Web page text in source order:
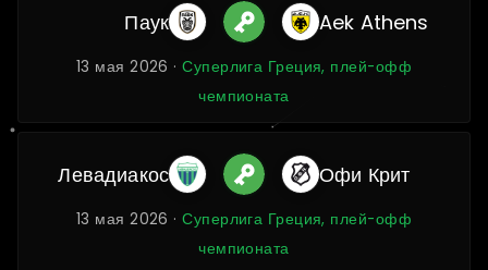
Паук Aek Athens
13 мая 2026 ·Суперлига Греция, плей-офф
чемпионата
Левадиакос Офи Крит
13 мая 2026 ·Суперлига Греция, плей-офф
чемпионата